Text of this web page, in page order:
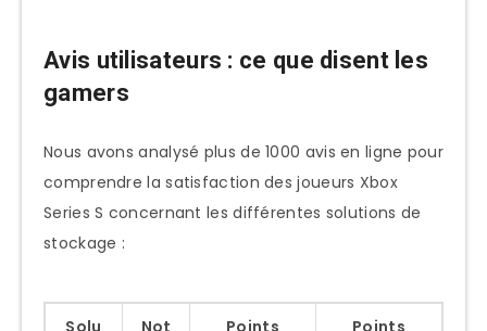
Avis utilisateurs : ce que disent les
gamers
Nous avons analysé plus de 1000 avis en ligne pour
comprendre la satisfaction des joueurs Xbox
Series S concernant les différentes solutions de
stockage :